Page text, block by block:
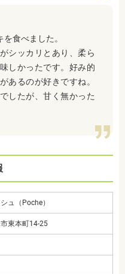
食べました。
シッカリとあり、柔ら
しかったです。好み的
あるのが好きですね。
したが、甘く無かった
ュ（Poche）
東本町14-25